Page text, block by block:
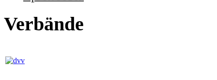
Verbände